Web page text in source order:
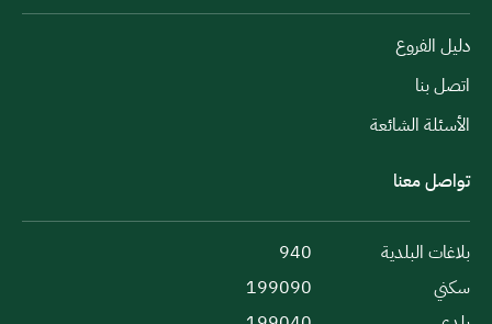
دليل الفروع
اتصل بنا
الأسئلة الشائعة
تواصل معنا
بلاغات البلدية
940
سكني
199090